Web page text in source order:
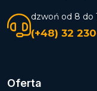
dzwoń od 8 do
(+48) 32
Oferta